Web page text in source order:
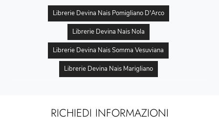
Librerie Devina Nais Pomigliano D'Arco
Librerie Devina Nais Nola
Librerie Devina Nais Somma Vesuviana
Librerie Devina Nais Marigliano
RICHIEDI INFORMAZIONI